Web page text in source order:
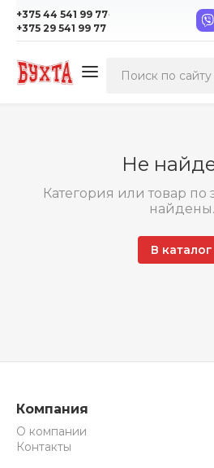
+375 44 541 99 77·
+375 29 541 99 77
Не
Категория или товар по
найдены.
В каталог
Компания
О компании
Контакты